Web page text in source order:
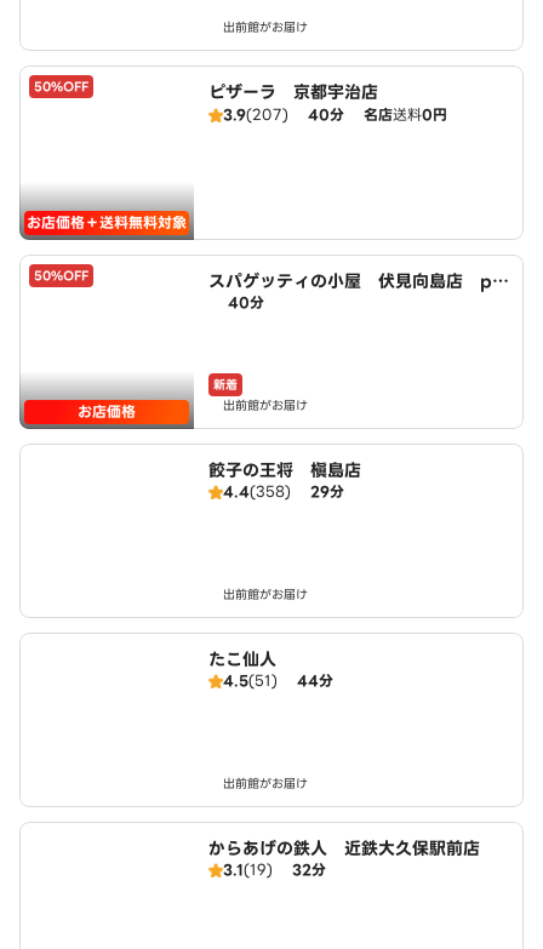
出前館がお届け
50%OFF
お店価格＋送料無料対象
ピザーラ 京都宇治店
3.9(207) 40分 名店送料0円
50%OFF
お店価格
スパゲッティの小屋 伏見向島店 po
wered by LAWSON
40分
新着
出前館がお届け
餃子の王将 槇島店
4.4(358) 29分
出前館がお届け
たこ仙人
4.5(51) 44分
出前館がお届け
からあげの鉄人 近鉄大久保駅前店
3.1(19) 32分